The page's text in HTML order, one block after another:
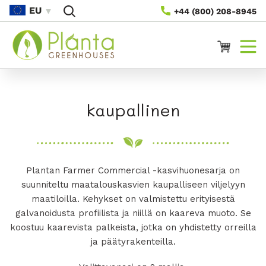
Siirry
Sisältöön
+44 (800) 208-8945
EU
Ostoskori
K
o
e
l
m
kaupallinen
Plantan Farmer Commercial -kasvihuonesarja on
suunniteltu maatalouskasvien kaupalliseen viljelyyn
maatiloilla. Kehykset on valmistettu erityisestä
galvanoidusta profiilista ja niillä on kaareva muoto. Se
koostuu kaarevista palkeista, jotka on yhdistetty orreilla
ja päätyrakenteilla.